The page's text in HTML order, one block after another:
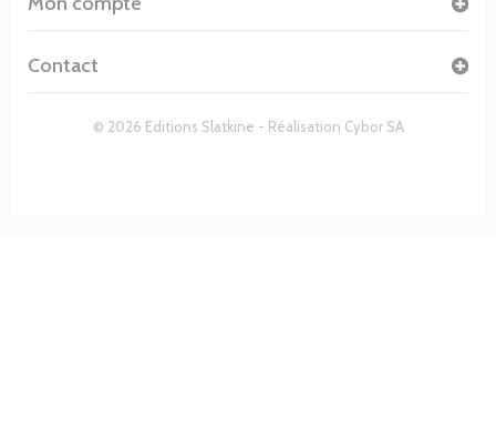
© 2026 Editions Slatkine - Réalisation Cybor SA
Contact